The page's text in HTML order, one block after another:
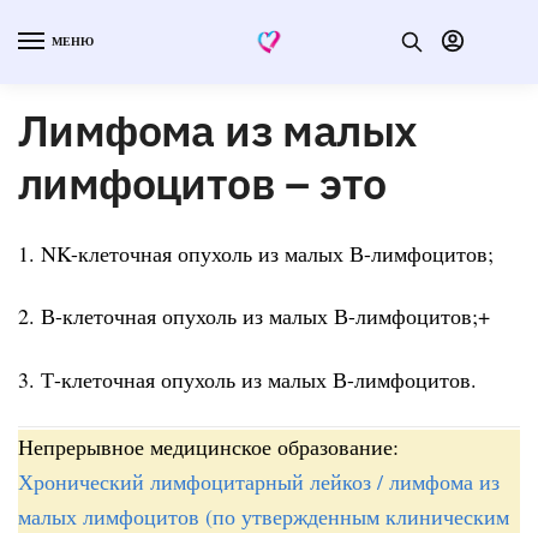
МЕНЮ
Лимфома из малых
лимфоцитов – это
1. NK-клеточная опухоль из малых В-лимфоцитов;
2. В-клеточная опухоль из малых В-лимфоцитов;+
3. Т-клеточная опухоль из малых В-лимфоцитов.
Непрерывное медицинское образование:
Хронический лимфоцитарный лейкоз / лимфома из
малых лимфоцитов (по утвержденным клиническим